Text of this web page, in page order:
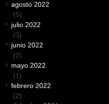
agosto 2022
(5)
julio 2022
(3)
junio 2022
(2)
mayo 2022
(1)
febrero 2022
(2)